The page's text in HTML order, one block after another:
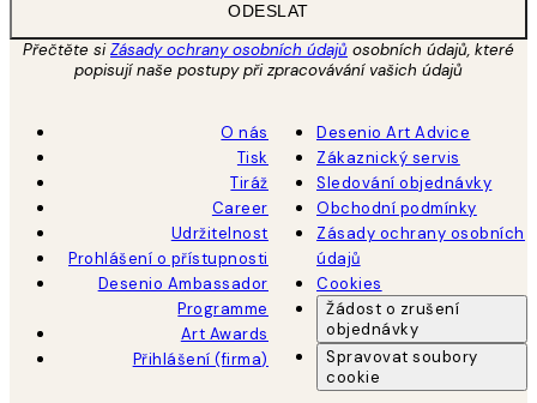
ODESLAT
Přečtěte siZásady ochrany osobních údajů osobních údajů, které
popisují naše postupy při zpracovávání vašich údajů
O nás
Tisk
Tiráž
Career
Udržitelnost
Prohlášení o přístupnosti
Desenio Ambassador
Programme
Art Awards
Přihlášení (firma)
Desenio Art Advice
Zákaznický servis
Sledování objednávky
Obchodní podmínky
Zásady ochrany osobních
údajů
Cookies
Žádost o zrušení
objednávky
Spravovat soubory
cookie